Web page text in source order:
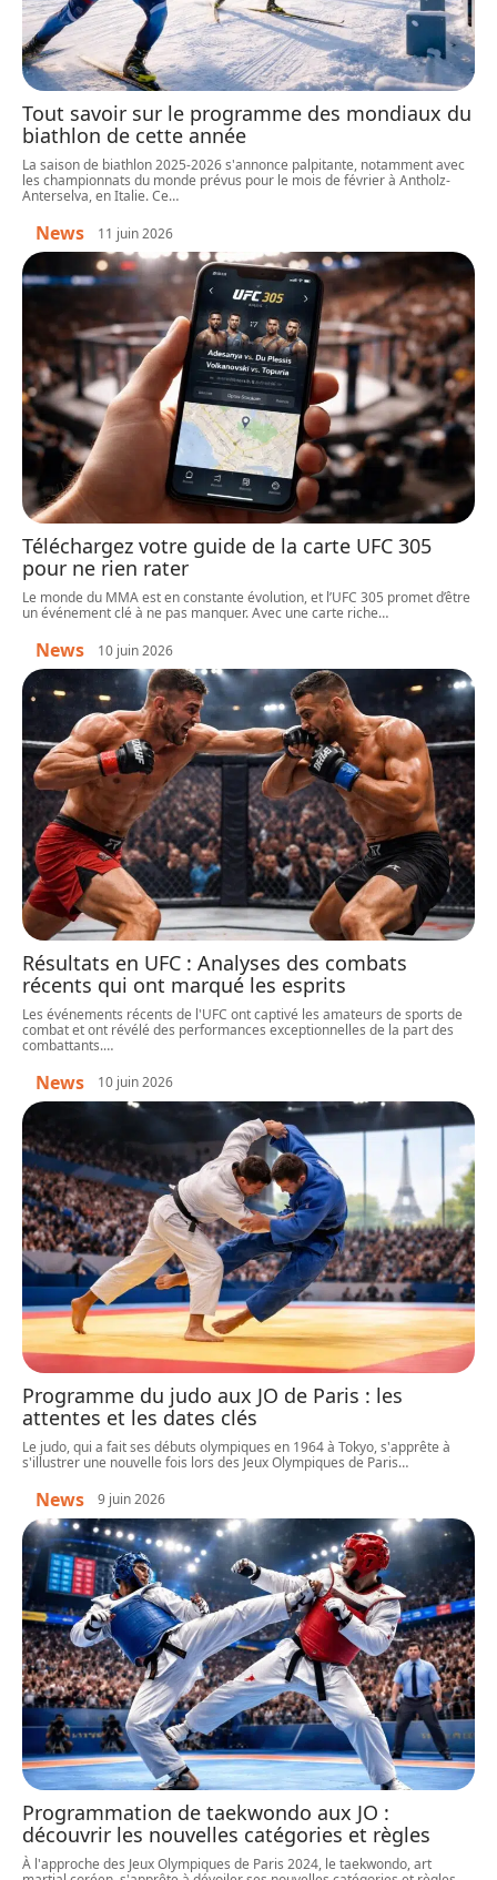
Tout savoir sur le programme des mondiaux du
biathlon de cette année
La saison de biathlon 2025-2026 s'annonce palpitante, notamment avec
les championnats du monde prévus pour le mois de février à Antholz-
Anterselva, en Italie. Ce…
News 11 juin 2026
Téléchargez votre guide de la carte UFC 305
pour ne rien rater
Le monde du MMA est en constante évolution, et l’UFC 305 promet d’être
un événement clé à ne pas manquer. Avec une carte riche…
News 10 juin 2026
Résultats en UFC : Analyses des combats
récents qui ont marqué les esprits
Les événements récents de l'UFC ont captivé les amateurs de sports de
combat et ont révélé des performances exceptionnelles de la part des
combattants.…
News 10 juin 2026
Programme du judo aux JO de Paris : les
attentes et les dates clés
Le judo, qui a fait ses débuts olympiques en 1964 à Tokyo, s'apprête à
s'illustrer une nouvelle fois lors des Jeux Olympiques de Paris…
News 9 juin 2026
Programmation de taekwondo aux JO :
découvrir les nouvelles catégories et règles
À l'approche des Jeux Olympiques de Paris 2024, le taekwondo, art